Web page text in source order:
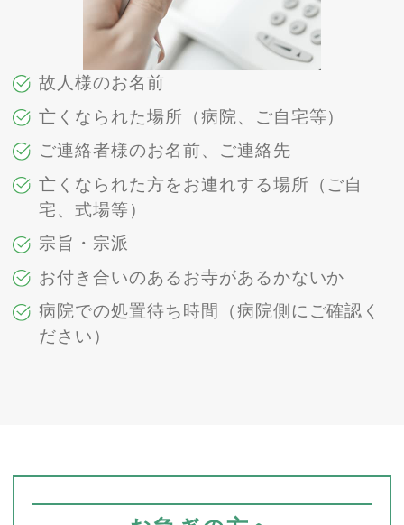
故人様のお名前
亡くなられた場所（病院、ご自宅等）
ご連絡者様のお名前、ご連絡先
亡くなられた方をお連れする場所（ご自
宅、式場等）
宗旨・宗派
お付き合いのあるお寺があるかないか
病院での処置待ち時間（病院側にご確認く
ださい）